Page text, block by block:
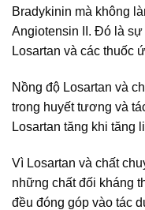
Bradykinin mà không
Angiotensin II. Đó là
Losartan và các thuốc
Nồng độ Losartan và
trong huyết tương và
Losartan tăng khi tăng
Vì Losartan và chất
những chất đối kháng
đều đóng góp vào tác